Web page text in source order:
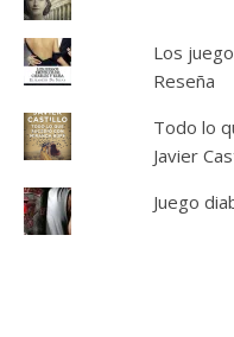
Los
Reseña
Todo lo
Javier
Juego